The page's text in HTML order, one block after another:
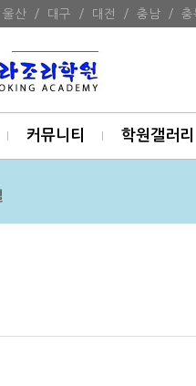
울산 / 대구 / 대전 / 충남 / 충
커뮤니티 학원갤러리